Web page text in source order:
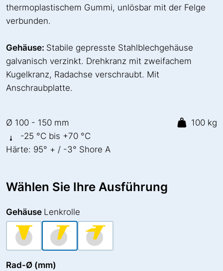
thermoplastischem Gummi, unlösbar mit der Felge
verbunden.
Gehäuse: Stabile gepresste Stahlblechgehäuse
galvanisch verzinkt. Drehkranz mit zweifachem
Kugelkranz, Radachse verschraubt. Mit
Anschraubplatte.
Ø 100 - 150 mm
100 kg
-25 °C bis +70 °C
Härte: 95° + / -3° Shore A
Wählen Sie Ihre Ausführung
Gehäuse Lenkrolle
Rad-Ø (mm)